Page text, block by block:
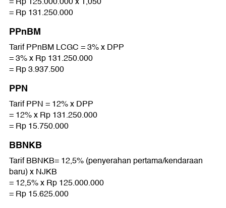
= Rp 131.250.000
PPnBM
Tarif PPnBM LCGC = 3% x DPP
= 3% x Rp 131.250.000
= Rp 3.937.500
PPN
Tarif PPN = 12% x DPP
= 12% x Rp 131.250.000
= Rp 15.750.000
BBNKB
Tarif BBNKB= 12,5% (penyerahan pertama/kendaraan
baru) x NJKB
= 12,5% x Rp 125.000.000
= Rp 15.625.000